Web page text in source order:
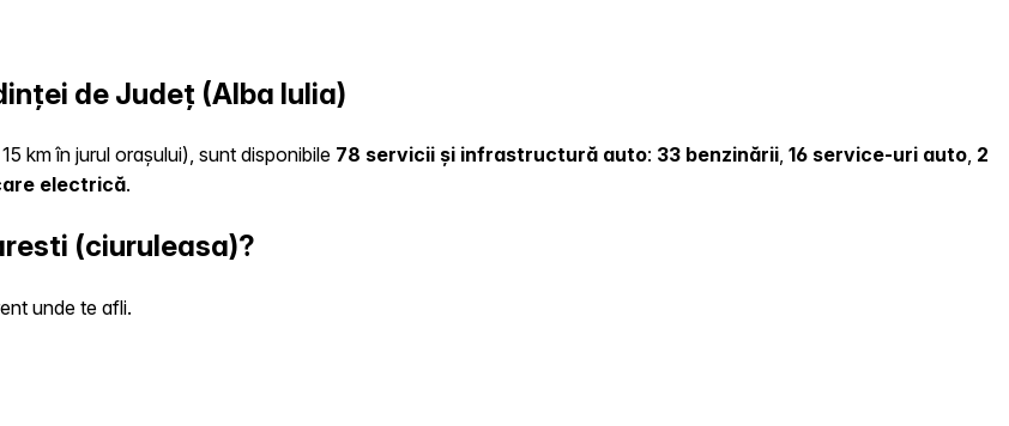
de Județ (Alba Iulia)
km în jurul orașului), sunt disponibile 78 servicii și infrastructură auto: 33 benzinării, 16 service-uri auto, 2
electrică.
(ciuruleasa)?
unde te afli.